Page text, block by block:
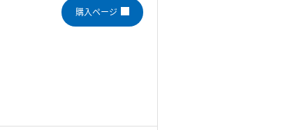
購入ページ